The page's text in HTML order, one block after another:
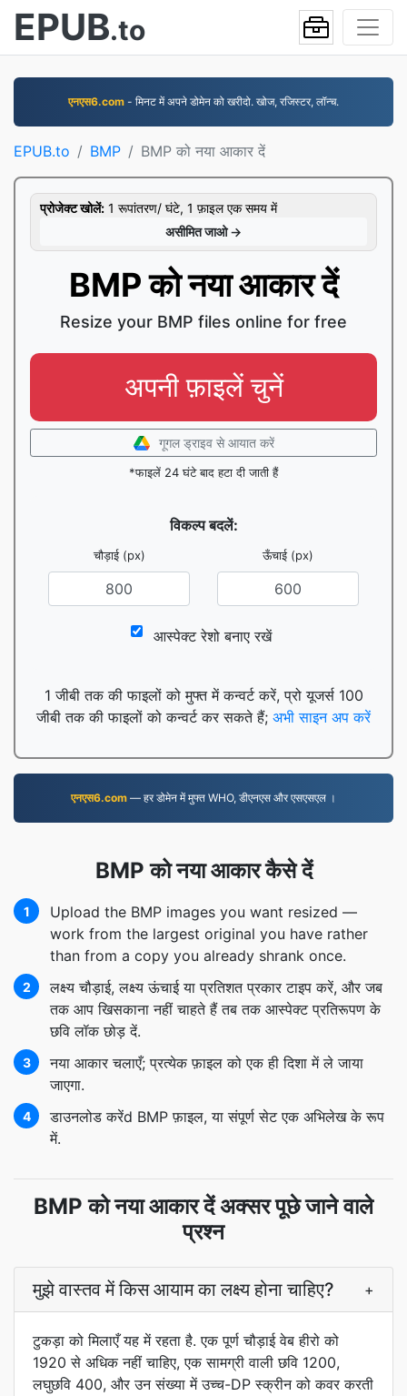
EPUB.to
एनएस6.com - मिनट में अपने डोमेन को खरीदो. खोज, रजिस्टर, लॉन्च.
EPUB.to BMP BMP को नया आकार दें
प्रोजेक्ट खोलें: 1 रूपांतरण/ घंटे, 1 फ़ाइल एक समय में
असीमित जाओ →
BMP को नया आकार दें
Resize your BMP files online for free
अपनी फ़ाइलें चुनें
गूगल ड्राइव से आयात करें
*फाइलें 24 घंटे बाद हटा दी जाती हैं
विकल्प बदलें:
चौड़ाई (px) ऊँचाई (px)
आस्पेक्ट रेशो बनाए रखें
1 जीबी तक की फाइलों को मुफ्त में कन्वर्ट करें, प्रो यूजर्स 100
जीबी तक की फाइलों को कन्वर्ट कर सकते हैं; अभी साइन अप करें
एनएस6.com — हर डोमेन में मुफ्त WHO, डीएनएस और एसएसएल ।
BMP को नया आकार कैसे दें
1
Upload the BMP images you want resized —
work from the largest original you have rather
than from a copy you already shrank once.
2
लक्ष्य चौड़ाई, लक्ष्य ऊंचाई या प्रतिशत प्रकार टाइप करें, और जब
तक आप खिसकाना नहीं चाहते हैं तब तक आस्पेक्ट प्रतिरूपण के
छवि लॉक छोड़ दें.
3
नया आकार चलाएँ; प्रत्येक फ़ाइल को एक ही दिशा में ले जाया
जाएगा.
4
डाउनलोड करेंd BMP फ़ाइल, या संपूर्ण सेट एक अभिलेख के रूप
में.
BMP को नया आकार दें अक्सर पूछे जाने वाले
प्रश्न
मुझे वास्तव में किस आयाम का लक्ष्य होना चाहिए? +
टुकड़ा को मिलाएँ यह में रहता है. एक पूर्ण चौड़ाई वेब हीरो को
1920 से अधिक नहीं चाहिए, एक सामग्री वाली छवि 1200,
लघुछवि 400, और उन संख्या में उच्च-DP स्क्रीन को कवर करती